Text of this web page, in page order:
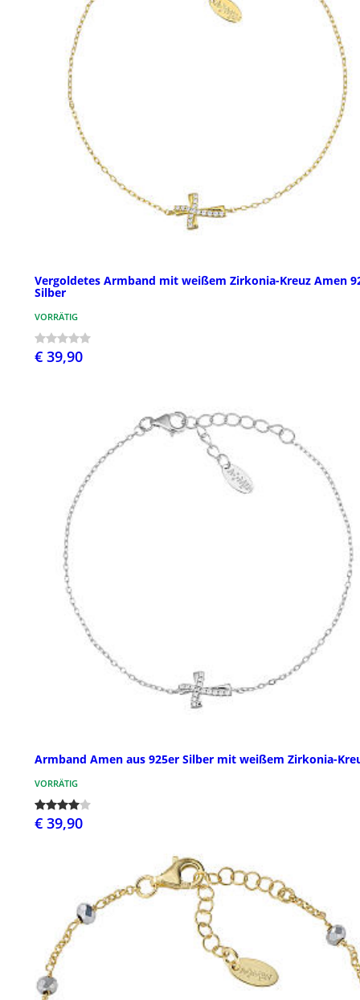
Vergoldetes Armband mit weißem Zirkonia-Kreuz Amen
Silber
VORRÄTIG
€ 39,90
Armband Amen aus 925er Silber mit weißem Zirkonia-
VORRÄTIG
€ 39,90